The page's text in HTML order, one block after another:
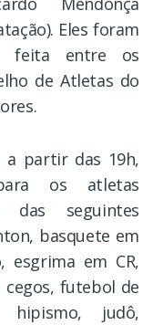
Eles foram
feita entre os
de Atletas do
a partir das 19h,
os atletas
das seguintes
basquete em
esgrima em CR,
futebol de
hipismo, judô,